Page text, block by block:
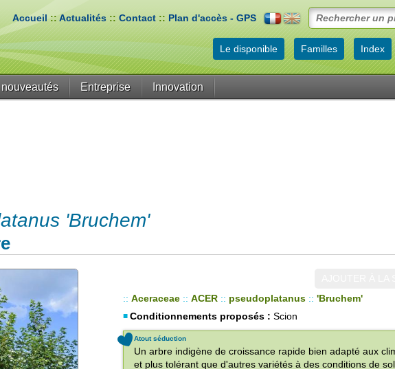
Accueil::Actualités :: Contact :: Plan d'accès - GPS
Le disponible Familles Index
nouveautés Entreprise Innovation
'Bruchem'
:: Aceraceae :: ACER :: pseudoplatanus :: 'Bruchem'
Conditionnements proposés : Scion
Atout séduction
Un arbre indigène de croissance rapide bien adapté aux
et plus tolérant que d'autres variétés à des conditions de